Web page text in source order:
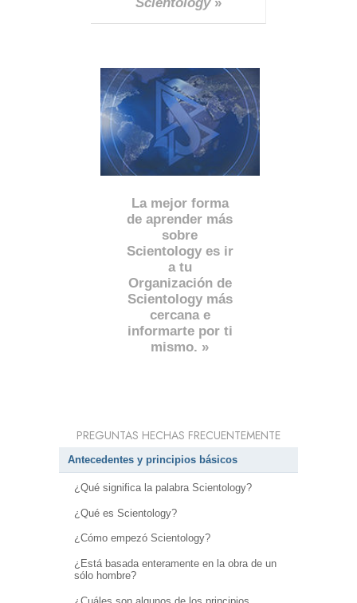
La mejor forma
de aprender más
sobre
Scientology es ir
a tu
Organización de
Scientology más
cercana e
informarte por ti
mismo. »
PREGUNTAS HECHAS FRECUENTEMENTE
Antecedentes y principios básicos
¿Qué significa la palabra Scientology?
¿Qué es Scientology?
¿Cómo empezó Scientology?
¿Está basada enteramente en la obra de un
sólo hombre?